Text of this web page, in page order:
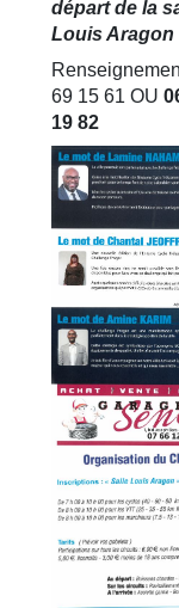
départ de la
Louis Aragon
69 15 61 OU
19 82